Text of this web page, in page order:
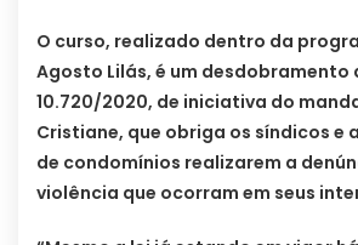
O curso, realizado dentro da
Agosto Lilás, é um desdobramento
10.720/2020, de iniciativa do
Cristiane, que obriga os síndicos e
de condomínios realizarem a
violência que ocorram em seus